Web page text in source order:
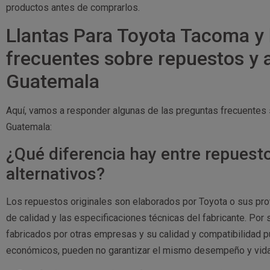
productos antes de comprarlos.
Llantas Para Toyota Tacoma
frecuentes sobre repuestos y
Guatemala
Aquí, vamos a responder algunas de las preguntas
Guatemala:
¿Qué diferencia hay entre
alternativos?
Los repuestos originales son elaborados por Toyota o sus
de calidad y las especificaciones técnicas del fabricante. Por
fabricados por otras empresas y su calidad y compatibilidad
económicos, pueden no garantizar el mismo desempeño y